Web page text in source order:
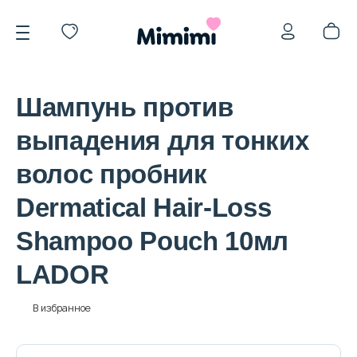
*OVERSTOCK -30%
Уход за лицом
Волосы
Шампунь против
выпадения для тонких
волос пробник
Dermatical Hair-Loss
Shampoo Pouch 10мл
LADOR
В избранное